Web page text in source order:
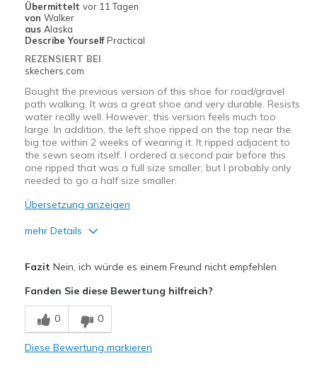
Übermittelt vor 11 Tagen
von Walker
aus Alaska
Describe Yourself Practical
REZENSIERT BEI
skechers.com
Bought the previous version of this shoe for road/gravel
path walking. It was a great shoe and very durable. Resists
water really well. However, this version feels much too
large. In addition, the left shoe ripped on the top near the
big toe within 2 weeks of wearing it. It ripped adjacent to
the sewn seam itself. I ordered a second pair before this
one ripped that was a full size smaller, but I probably only
needed to go a half size smaller.
Übersetzung anzeigen
mehr Details
Comfortable
Nachteile
Poor Quality
Fazit Nein, ich würde es einem Freund nicht empfehlen
Fanden Sie diese Bewertung hilfreich?
0 0
Diese Bewertung markieren